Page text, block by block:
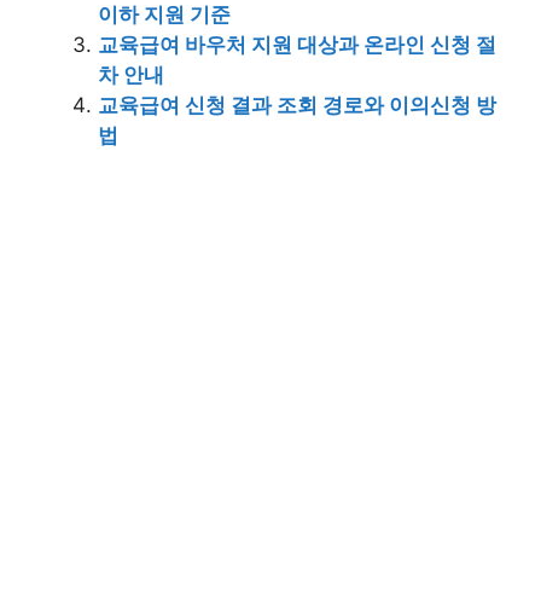
이하 지원 기준
교육급여 바우처 지원 대상과 온라인 신청 절
차 안내
교육급여 신청 결과 조회 경로와 이의신청 방
법